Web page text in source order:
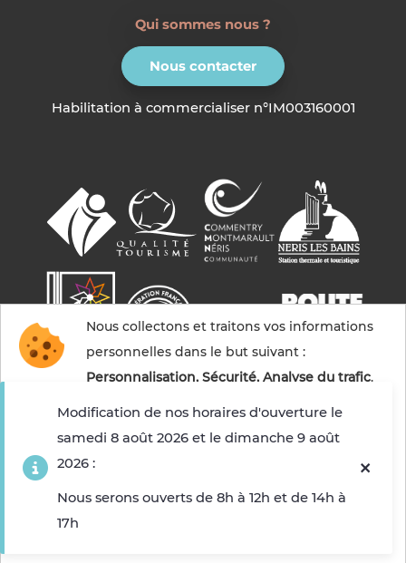
Qui sommes nous ?
Nous contacter
Habilitation à commercialiser n°IM003160001
© 2026 Commentry, Montmarault, Néris-les-bains
Mentions légales
Modification de nos horaires d'ouverture le
samedi 8 août 2026 et le dimanche 9 août
2026 :
Nous serons ouverts de 8h à 12h et de 14h à
17h
Nous collectons et traitons vos informations
personnelles dans le but suivant :
Personnalisation, Sécurité, Analyse du trafic.
Accepter
Refuser